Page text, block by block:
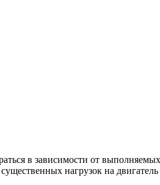
в зависимости от
нагрузок на